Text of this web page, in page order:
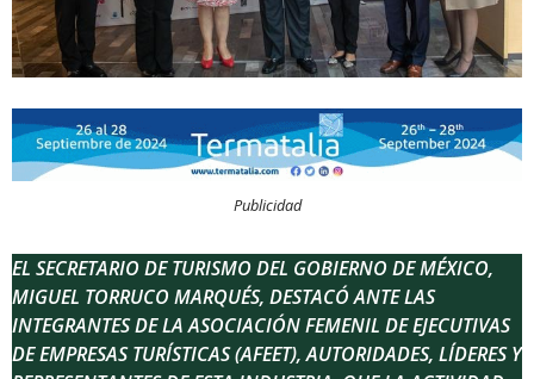
Publicidad
EL SECRETARIO DE TURISMO DEL GOBIERNO DE MÉXICO,
MIGUEL TORRUCO MARQUÉS, DESTACÓ ANTE LAS
INTEGRANTES DE LA ASOCIACIÓN FEMENIL DE EJECUTIVAS
DE EMPRESAS TURÍSTICAS (AFEET), AUTORIDADES, LÍDERES Y